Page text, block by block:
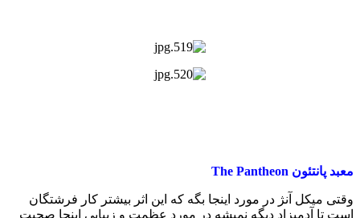
معبد پانتئون The Pantheon
وقتی میکل آنژ در مورد اینجا بگه که این اثر بیشتر کار فرشتگان
است تا آدمیزاد دیگه نمیشه در مورد عظمت و زیبایی اینجا صحبت